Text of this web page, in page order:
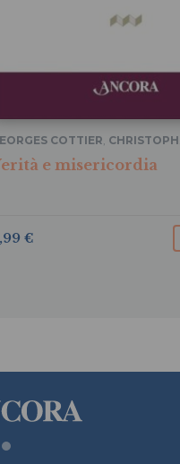
e misericordia
COTTIER CHRISTOPH
,JEAN-MIGUEL
€